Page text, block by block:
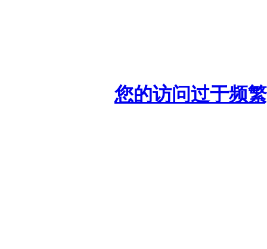
您的访问过于频